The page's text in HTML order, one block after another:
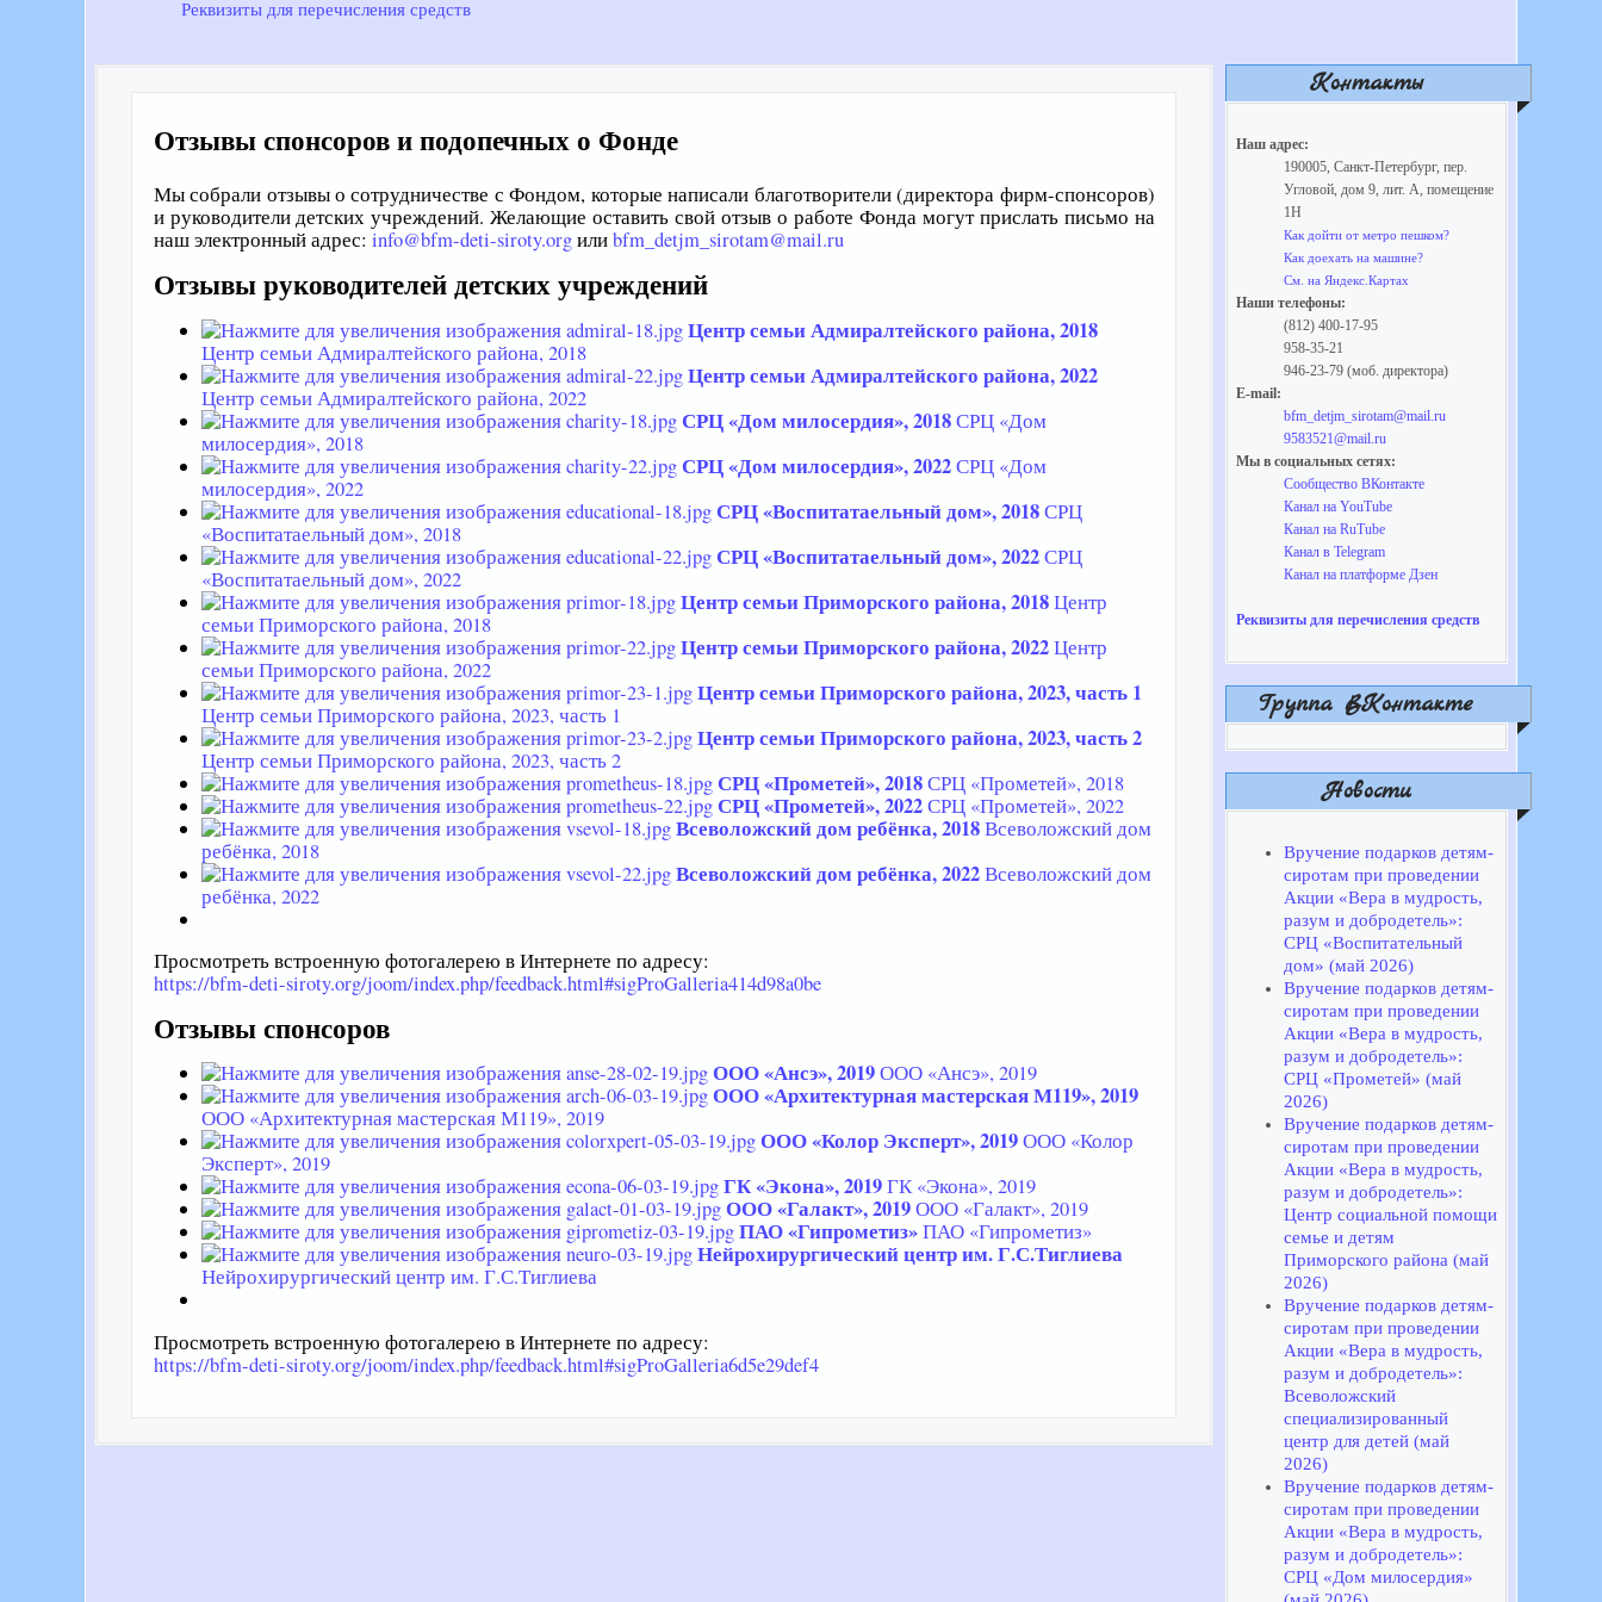
Реквизиты для перечисления средств
Отзывы спонсоров и подопечных о Фонде
Мы собрали отзывы о сотрудничестве с Фондом, которые написали благотворители (директора фирм-спонсоров)
и руководители детских учреждений. Желающие оставить свой отзыв о работе Фонда могут прислать письмо на
наш электронный адрес: info@bfm-deti-siroty.orgилиbfm_detjm_sirotam@mail.ru
Отзывы руководителей детских учреждений
Центр семьи Адмиралтейского района, 2018
Центр семьи Адмиралтейского района, 2018
Центр семьи Адмиралтейского района, 2022
Центр семьи Адмиралтейского района, 2022
СРЦ «Дом милосердия», 2018СРЦ «Дом
милосердия», 2018
СРЦ «Дом милосердия», 2022СРЦ «Дом
милосердия», 2022
СРЦ «Воспитатаельный дом», 2018СРЦ
«Воспитатаельный дом», 2018
СРЦ «Воспитатаельный дом», 2022СРЦ
«Воспитатаельный дом», 2022
Центр семьи Приморского района, 2018Центр
семьи Приморского района, 2018
Центр семьи Приморского района, 2022Центр
семьи Приморского района, 2022
Центр семьи Приморского района, 2023, часть 1
Центр семьи Приморского района, 2023, часть 1
Центр семьи Приморского района, 2023, часть 2
Центр семьи Приморского района, 2023, часть 2
СРЦ «Прометей», 2018СРЦ «Прометей», 2018
СРЦ «Прометей», 2022СРЦ «Прометей», 2022
Всеволожский дом ребёнка, 2018Всеволожский дом
ребёнка, 2018
Всеволожский дом ребёнка, 2022Всеволожский дом
ребёнка, 2022
Просмотреть встроенную фотогалерею в Интернете по адресу:
https://bfm-deti-siroty.org/joom/index.php/feedback.html#sigProGalleria414d98a0be
Отзывы спонсоров
ООО «Ансэ», 2019ООО «Ансэ», 2019
ООО «Архитектурная мастерская М119», 2019
ООО «Архитектурная мастерская М119», 2019
ООО «Колор Эксперт», 2019ООО «Колор
Эксперт», 2019
ГК «Экона», 2019ГК «Экона», 2019
ООО «Галакт», 2019ООО «Галакт», 2019
ПАО «Гипрометиз»ПАО «Гипрометиз»
Нейрохирургический центр им. Г.С.Тиглиева
Нейрохирургический центр им. Г.С.Тиглиева
Просмотреть встроенную фотогалерею в Интернете по адресу:
https://bfm-deti-siroty.org/joom/index.php/feedback.html#sigProGalleria6d5e29def4
Контакты
Наш адрес:
190005, Санкт-Петербург, пер.
Угловой, дом 9, лит. А, помещение
1Н
Как дойти от метро пешком?
Как доехать на машине?
См. на Яндекс.Картах
Наши телефоны:
(812) 400-17-95
958-35-21
946-23-79 (моб. директора)
E-mail:
bfm_detjm_sirotam@mail.ru
9583521@mail.ru
Мы в социальных сетях:
Сообщество ВКонтакте
Канал на YouTube
Канал на RuTube
Канал в Telegram
Канал на платформе Дзен
Реквизиты для перечисления средств
Группа ВКонтакте
Новости
Вручение подарков детям-
сиротам при проведении
Акции «Вера в мудрость,
разум и добродетель»:
СРЦ «Воспитательный
дом» (май 2026)
Вручение подарков детям-
сиротам при проведении
Акции «Вера в мудрость,
разум и добродетель»:
СРЦ «Прометей» (май
2026)
Вручение подарков детям-
сиротам при проведении
Акции «Вера в мудрость,
разум и добродетель»:
Центр социальной помощи
семье и детям
Приморского района (май
2026)
Вручение подарков детям-
сиротам при проведении
Акции «Вера в мудрость,
разум и добродетель»:
Всеволожский
специализированный
центр для детей (май
2026)
Вручение подарков детям-
сиротам при проведении
Акции «Вера в мудрость,
разум и добродетель»:
СРЦ «Дом милосердия»